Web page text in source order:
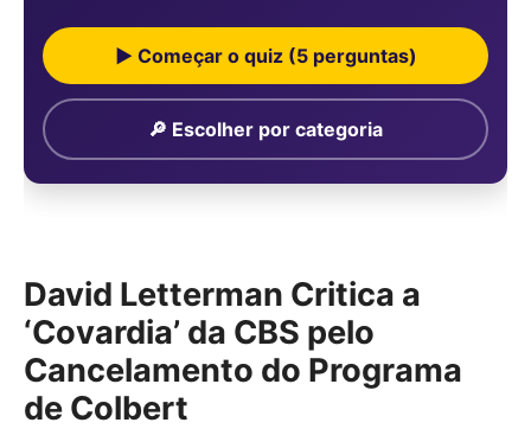
▶ Começar o quiz (5 perguntas)
🔎 Escolher por categoria
David Letterman Critica a
‘Covardia’ da CBS pelo
Cancelamento do Programa
de Colbert